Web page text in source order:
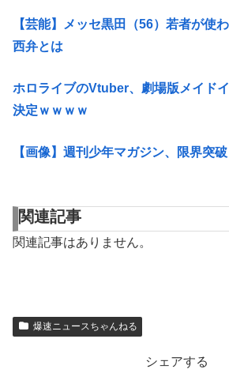
【芸能】メッセ黒田（56）若者が使
西弁とは
ホロライブのVtuber、劇場版メイド
決定ｗｗｗｗ
【画像】週刊少年マガジン、限界突破
関連記事
関連記事はありません。
爆速ニュースちゃんねる
シェアする